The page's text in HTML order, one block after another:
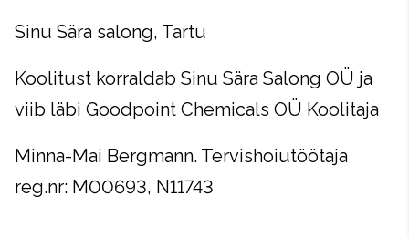
Sinu Sära salong, Tartu
Koolitust korraldab Sinu Sära Salong OÜ ja
viib läbi Goodpoint Chemicals OÜ Koolitaja
Minna-Mai Bergmann. Tervishoiutöötaja
reg.nr: M00693, N11743